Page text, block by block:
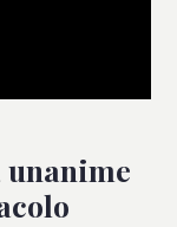
unanime